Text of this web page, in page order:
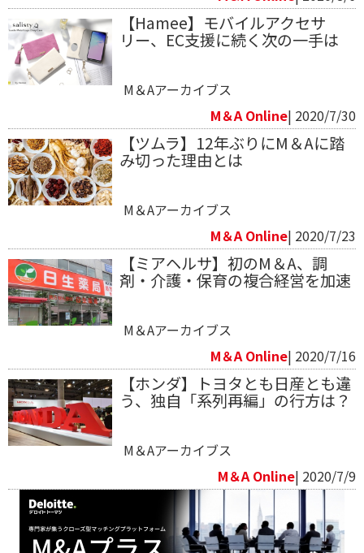
【Hamee】モバイルアクセサ
リー、EC支援に続く次の一手は
M＆Aアーカイブス
M＆A Online| 2020/7/30
【ツムラ】12年ぶりにM＆Aに踏
み切った理由とは
M＆Aアーカイブス
M＆A Online| 2020/7/23
【ミアヘルサ】初のM＆A、調
剤・介護・保育の複合経営を加速
M＆Aアーカイブス
M＆A Online| 2020/7/16
【ホンダ】トヨタとも日産とも違
う、独自「系列再編」の行方は？
M＆Aアーカイブス
M＆A Online| 2020/7/9